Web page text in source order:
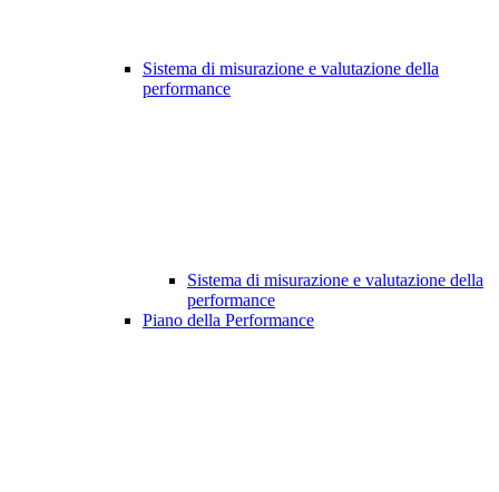
Sistema di misurazione e valutazione della
performance
Sistema di misurazione e valutazione della
performance
Piano della Performance